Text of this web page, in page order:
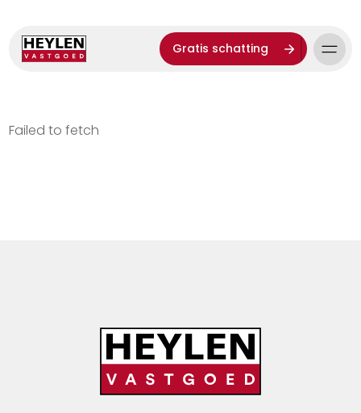
Gratis schatting
Failed to fetch